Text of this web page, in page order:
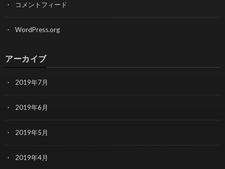
コメントフィード
WordPress.org
アーカイブ
2019年7月
2019年6月
2019年5月
2019年4月